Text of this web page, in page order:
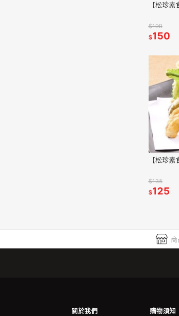
【松珍
$190
$150
【松珍
$135
$125
商
關於我們 購物須知